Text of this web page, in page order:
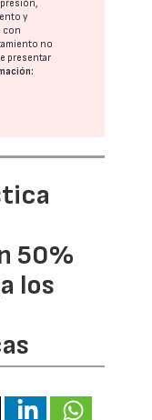
y
con
no
presentar
50%
los